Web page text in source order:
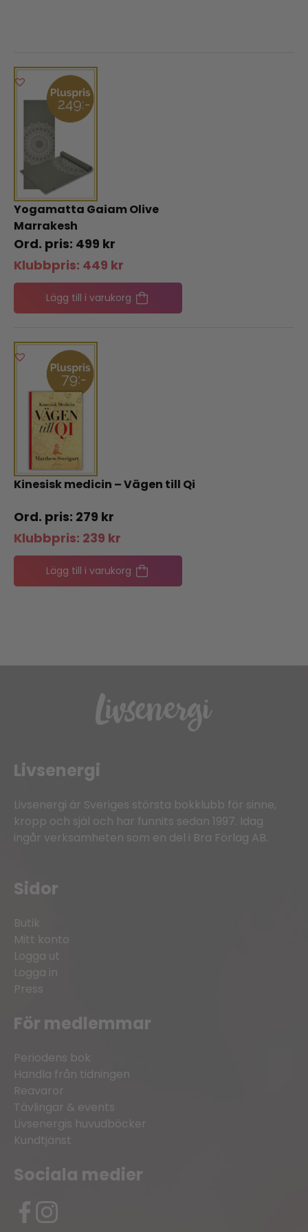
Yogamatta Gaiam Olive
Marrakesh
499 kr
Klubbpris: 449 kr
Lägg till i varukorg
Kinesisk medicin – Vägen till Qi
279 kr
Klubbpris: 239 kr
Lägg till i varukorg
Livsenergi
Livsenergi är Sveriges största bokklubb för sinne,
kropp och själ och har funnits sedan 1997. Idag
ingår verksamheten som en del i Bra Förlag AB.
Sidor
Butik
Mitt konto
Logga ut
Logga in
Press
För medlemmar
Periodens bok
Handla från tidningen
Reavaror
Tävlingar & events
Livsenergis huvudböcker
Kundtjänst
Sociala medier